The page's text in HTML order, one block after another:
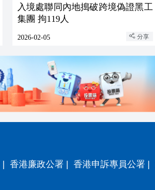
入境處聯同內地搗破跨境偽證黑工
集團 拘119人
2026-02-05 分享
| 香港廉政公署 | 香港申訴專員公署 |